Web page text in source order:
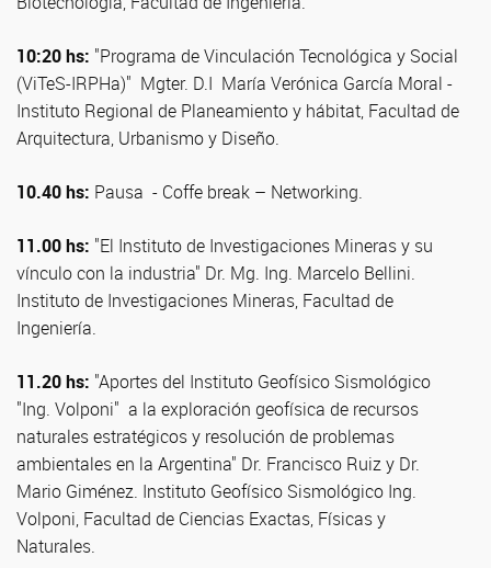
10:20 hs: "Programa de Vinculación Tecnológica y Social
(ViTeS-IRPHa)" Mgter. D.I María Verónica García Moral -
Instituto Regional de Planeamiento y hábitat, Facultad de
Arquitectura, Urbanismo y Diseño.
10.40 hs: Pausa - Coffe break – Networking.
11.00 hs: "El Instituto de Investigaciones Mineras y su
vínculo con la industria" Dr. Mg. Ing. Marcelo Bellini.
Instituto de Investigaciones Mineras, Facultad de
Ingeniería.
11.20 hs: "Aportes del Instituto Geofísico Sismológico
"Ing. Volponi" a la exploración geofísica de recursos
naturales estratégicos y resolución de problemas
ambientales en la Argentina" Dr. Francisco Ruiz y Dr.
Mario Giménez. Instituto Geofísico Sismológico Ing.
Volponi, Facultad de Ciencias Exactas, Físicas y
Naturales.